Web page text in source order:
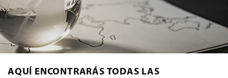
AQUÍ ENCONTRARÁS TODAS LAS